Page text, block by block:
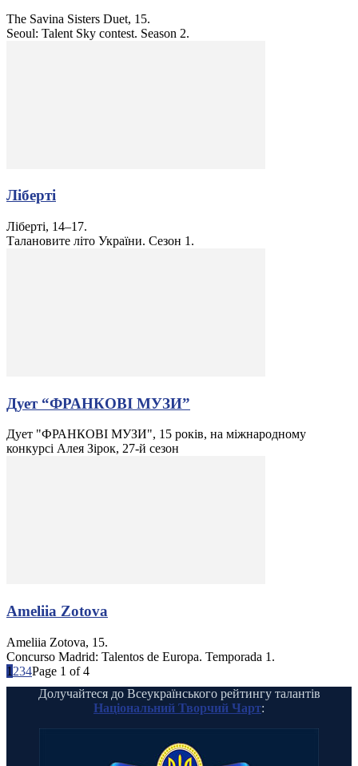
The Savina Sisters Duet, 15.
Seoul: Talent Sky contest. Season 2.
Ліберті
Ліберті, 14–17.
Талановите літо України. Сезон 1.
Дует “ФРАНКОВІ МУЗИ”
Дует "ФРАНКОВІ МУЗИ", 15 років, на міжнародному
конкурсі Алея Зірок, 27-й сезон
Ameliia Zotova
Ameliia Zotova, 15.
Concurso Madrid: Talentos de Europa. Temporada 1.
1 234Page 1 of 4
Долучайтеся до Всеукраїнського рейтингу талантів
Національний Творчий Чарт: